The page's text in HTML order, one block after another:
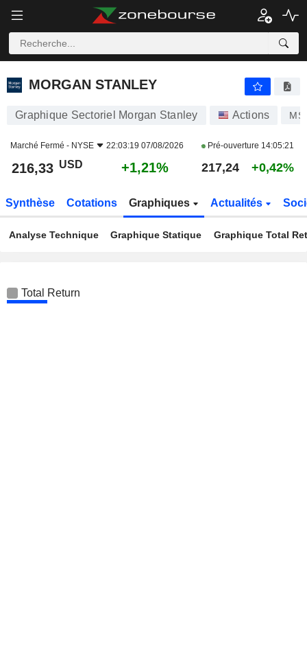
MORGAN STANLEY
MORGAN STANLEY
Graphique Sectoriel Morgan Stanley Actions MS
Marché Fermé - NYSE 22:03:19 07/08/2026 Pré-ouverture 14:05:21
216,33 USD +1,21% 217,24 +0,42%
Synthèse Cotations Graphiques Actualités
Analyse Technique Graphique Statique Graphique Total
Total Return